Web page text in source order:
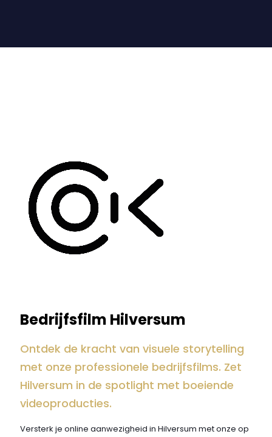
Bedrijfsfilm Hilversum
Ontdek de kracht van visuele storytelling
met onze professionele bedrijfsfilms. Zet
Hilversum in de spotlight met boeiende
videoproducties.
Versterk je online aanwezigheid in Hilversum met onze op